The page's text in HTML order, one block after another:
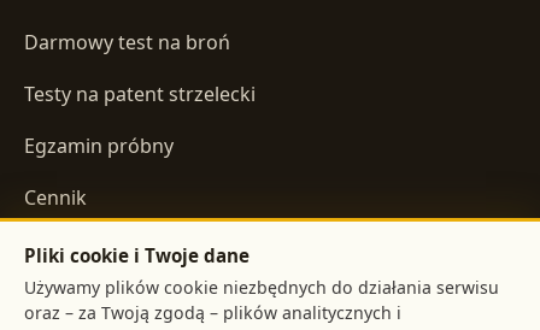
Darmowy test na broń
Testy na patent strzelecki
Egzamin próbny
Cennik
INFORMACJE
Regulamin
Pliki cookie i Twoje dane
Używamy plików cookie niezbędnych do działania serwisu
oraz – za Twoją zgodą – plików analitycznych i